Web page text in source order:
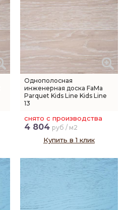
Однополосная
инженерная доска FaMa
Parquet Kids Line Kids Line
13
снято с производства
4 804 руб / м2
Купить в 1 клик